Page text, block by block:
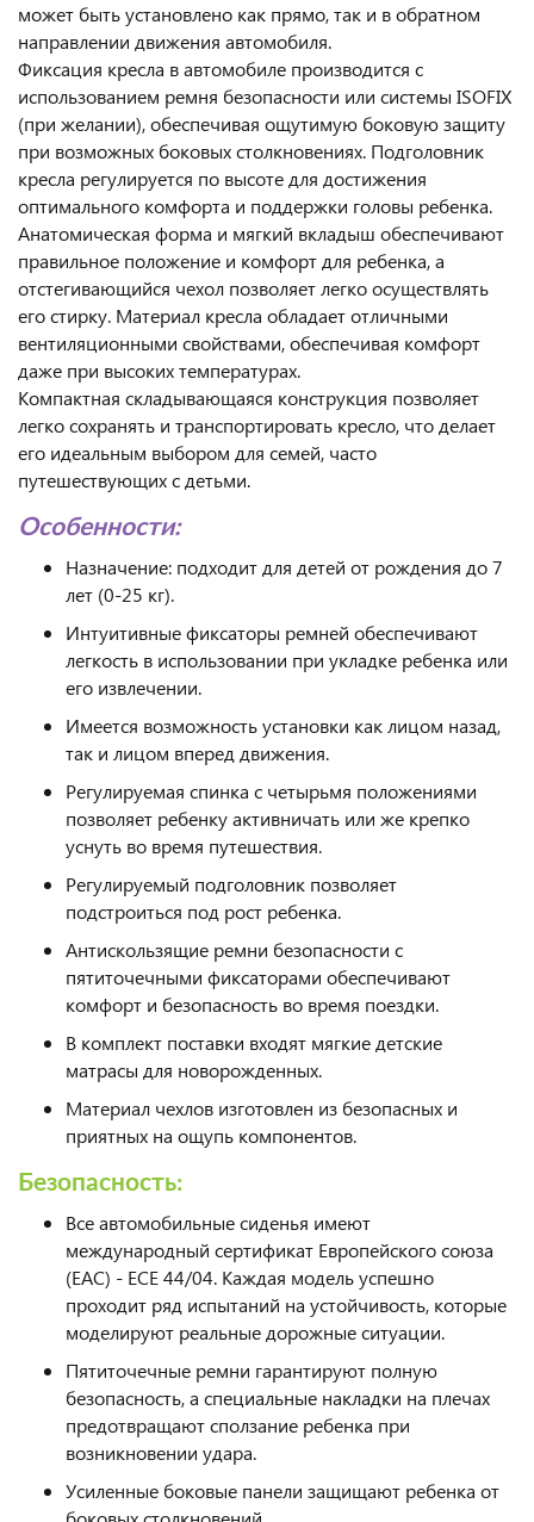
может быть установлено как прямо, так и в обратном
направлении движения автомобиля.
Фиксация кресла в автомобиле производится с
использованием ремня безопасности или системы ISOFIX
(при желании), обеспечивая ощутимую боковую защиту
при возможных боковых столкновениях. Подголовник
кресла регулируется по высоте для достижения
оптимального комфорта и поддержки головы ребенка.
Анатомическая форма и мягкий вкладыш обеспечивают
правильное положение и комфорт для ребенка, а
отстегивающийся чехол позволяет легко осуществлять
его стирку. Материал кресла обладает отличными
вентиляционными свойствами, обеспечивая комфорт
даже при высоких температурах.
Компактная складывающаяся конструкция позволяет
легко сохранять и транспортировать кресло, что делает
его идеальным выбором для семей, часто
путешествующих с детьми.
Особенности:
Назначение: подходит для детей от рождения до 7
лет (0-25 кг).
Интуитивные фиксаторы ремней обеспечивают
легкость в использовании при укладке ребенка или
его извлечении.
Имеется возможность установки как лицом назад,
так и лицом вперед движения.
Регулируемая спинка с четырьмя положениями
позволяет ребенку активничать или же крепко
уснуть во время путешествия.
Регулируемый подголовник позволяет
подстроиться под рост ребенка.
Антискользящие ремни безопасности с
пятиточечными фиксаторами обеспечивают
комфорт и безопасность во время поездки.
В комплект поставки входят мягкие детские
матрасы для новорожденных.
Материал чехлов изготовлен из безопасных и
приятных на ощупь компонентов.
Безопасность:
Все автомобильные сиденья имеют
международный сертификат Европейского союза
(EAC) - ECE 44/04. Каждая модель успешно
проходит ряд испытаний на устойчивость, которые
моделируют реальные дорожные ситуации.
Пятиточечные ремни гарантируют полную
безопасность, а специальные накладки на плечах
предотвращают сползание ребенка при
возникновении удара.
Усиленные боковые панели защищают ребенка от